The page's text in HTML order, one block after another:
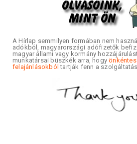
A Hírlap semmilyen formában nem
adókból, magyarországi adófizetők
magyar állami vagy kormány
munkatársai büszkék arra, hogy
felajánlásokból tartják fenn a